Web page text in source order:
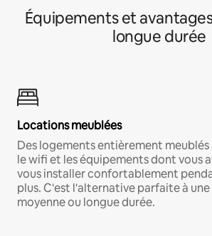
Équipements et
longue durée
Locations meublées
Des logements entièrement meublés
le wifi et les équipements dont vous
vous installer confortablement
plus. C'est l'alternative parfaite à
moyenne ou longue durée.